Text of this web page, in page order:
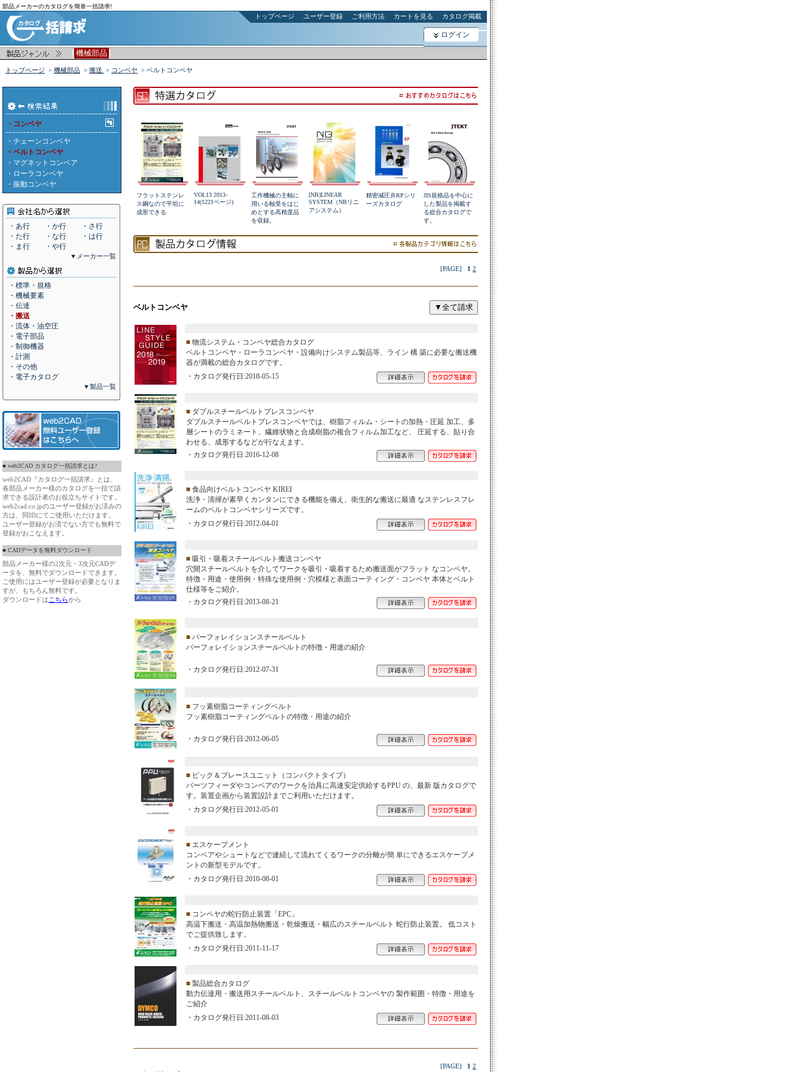
部品メーカーのカタログを簡単一括請求!
トップページ ユーザー登録 ご利用方法 カートを見る カタログ掲載
ログイン
| 機械部品 |
トップページ > 機械部品 > 搬送 > コンベヤ > ベルトコンベヤ
・コンベヤ
・ チェーンコンベヤ
・ベルトコンベヤ
・ マグネットコンベア
・ ローラコンベヤ
・ 振動コンベヤ
・あ行 ・か行
・さ行
・た行
・な行
・は行
・ま行
・や行
▼メーカー一覧
・標準・規格
・機械要素
・伝達
・搬送
・流体・油空圧
・電子部品
・制御機器
・計測
・その他
・電子カタログ
▼製品一覧
■ web2CAD カタログ一括請求とは?
web2CAD『カタログ一括請求』とは、
各部品メーカー様のカタログを一括で請
求できる設計者のお役立ちサイトです。
web2cad.co.jpのユーザー登録がお済みの
方は、同IDにてご使用いただけます。
ユーザー登録がお済でない方でも無料で
登録がおこなえます。
■ CADデータを無料ダウンロード
部品メーカー様の2次元・3次元CADデ
ータを、無料でダウンロードできます。
ご使用にはユーザー登録が必要となりま
すが、もちろん無料です。
ダウンロードは こちらから
フラットステンレ
ス鋼なので平坦に
成形できる
VOL13 2013-
14(1221ページ)
工作機械の主軸に
用いる軸受をはじ
めとする高精度品
を収録。
[NB]LINEAR
SYSTEM（NBリニ
アシステム）
精密減圧弁RPシリ
ーズカタログ
JIS規格品を中心に
した製品を掲載す
る総合カタログで
す。
[PAGE] 1 2
ベルトコンベヤ
■ 物流システム・コンベヤ総合カタログ
ベルトコンベヤ・ローラコンベヤ・設備向けシステム製品等、ライン 構 築に必要な搬送機
器が満載の総合カタログです。
・カタログ発行日:2018-05-15
■ ダブルスチールベルトプレスコンベヤ
ダブルスチールベルトプレスコンベヤでは、樹脂フィルム・シートの加熱・圧延 加工、多
層シートのラミネート、繊維状物と合成樹脂の複合フィルム加工など、 圧延する、貼り合
わせる、成形するなどが行なえます。
・カタログ発行日:2016-12-08
■ 食品向けベルトコンベヤ KIREI
洗浄・清掃が素早くカンタンにできる機能を備え、衛生的な搬送に最適 なステンレスフレ
ームのベルトコンベヤシリーズです。
・カタログ発行日:2012-04-01
■ 吸引・吸着スチールベルト搬送コンベヤ
穴開スチールベルトを介してワークを吸引・吸着するため搬送面がフラット なコンベヤ。
特徴・用途・使用例・特殊な使用例・穴模様と表面コーティング・コンベヤ 本体とベルト
仕様等をご紹介。
・カタログ発行日:2013-08-21
■ パーフォレイションスチールベルト
パーフォレイションスチールベルトの特徴・用途の紹介
・カタログ発行日:2012-07-31
■ フッ素樹脂コーティングベルト
フッ素樹脂コーティングベルトの特徴・用途の紹介
・カタログ発行日:2012-06-05
■ ピック＆プレースユニット（コンパクトタイプ）
パーツフィーダやコンベアのワークを治具に高速安定供給するPPU の、最新 版カタログで
す。装置企画から装置設計までご利用いただけます。
・カタログ発行日:2012-05-01
■ エスケープメント
コンベアやシュートなどで連続して流れてくるワークの分離が簡 単にできるエスケープメ
ントの新型モデルです。
・カタログ発行日:2010-08-01
■ コンベヤの蛇行防止装置「EPC」
高温下搬送・高温加熱物搬送・乾燥搬送・幅広のスチールベルト 蛇行防止装置。 低コスト
でご提供致します。
・カタログ発行日:2011-11-17
■ 製品総合カタログ
動力伝達用・搬送用スチールベルト、スチールベルトコンベヤの 製作範囲・特徴・用途を
ご紹介
・カタログ発行日:2011-08-03
[PAGE] 1 2